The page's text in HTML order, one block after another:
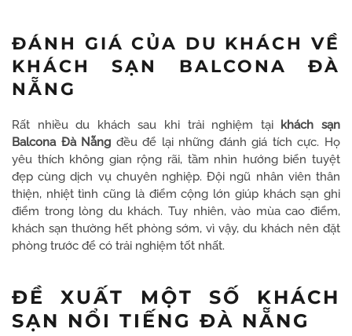
ĐÁNH GIÁ CỦA DU KHÁCH VỀ
KHÁCH SẠN BALCONA ĐÀ
NẴNG
Rất nhiều du khách sau khi trải nghiệm tại khách sạn
Balcona Đà Nẵng đều để lại những đánh giá tích cực. Họ
yêu thích không gian rộng rãi, tầm nhìn hướng biển tuyệt
đẹp cùng dịch vụ chuyên nghiệp. Đội ngũ nhân viên thân
thiện, nhiệt tình cũng là điểm cộng lớn giúp khách sạn ghi
điểm trong lòng du khách. Tuy nhiên, vào mùa cao điểm,
khách sạn thường hết phòng sớm, vì vậy, du khách nên đặt
phòng trước để có trải nghiệm tốt nhất.
ĐỀ XUẤT MỘT SỐ KHÁCH
SẠN NỔI TIẾNG ĐÀ NẴNG